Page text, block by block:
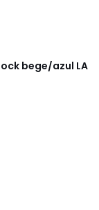
bege/azul LA